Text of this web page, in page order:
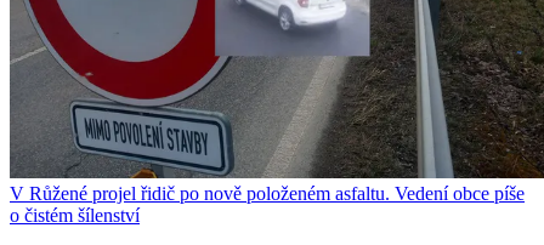
V Růžené projel řidič po nově položeném asfaltu. Vedení obce píše
o čistém šílenství